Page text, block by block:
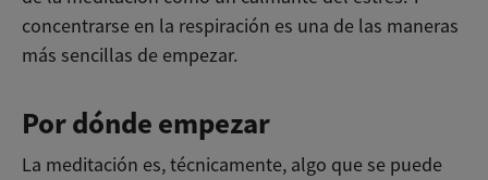
concentrarse en la respiración es una de las maneras
más sencillas de empezar.
Por dónde empezar
La meditación es, técnicamente, algo que se puede